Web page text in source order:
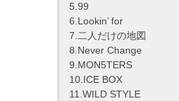
5.99
6.Lookin’ for
7.二人だけの地図
8.Never Change
9.MON5TERS
10.ICE BOX
11.WILD STYLE